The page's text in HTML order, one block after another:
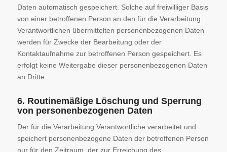
Daten automatisch gespeichert. Solche auf freiwilliger Basis
von einer betroffenen Person an den für die Verarbeitung
Verantwortlichen übermittelten personenbezogenen Daten
werden für Zwecke der Bearbeitung oder der
Kontaktaufnahme zur betroffenen Person gespeichert. Es
erfolgt keine Weitergabe dieser personenbezogenen Daten
an Dritte.
6. Routinemäßige Löschung und Sperrung
von personenbezogenen Daten
Der für die Verarbeitung Verantwortliche verarbeitet und
speichert personenbezogene Daten der betroffenen Person
nur für den Zeitraum, der zur Erreichung des